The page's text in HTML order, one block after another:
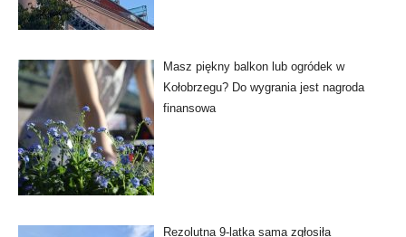
Masz piękny balkon lub ogródek w
Kołobrzegu? Do wygrania jest nagroda
finansowa
Rezolutna 9-latka sama zgłosiła